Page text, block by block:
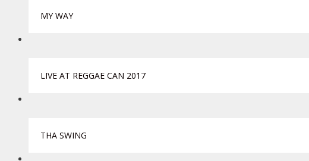
MY WAY
LIVE AT REGGAE CAN 2017
THA SWING